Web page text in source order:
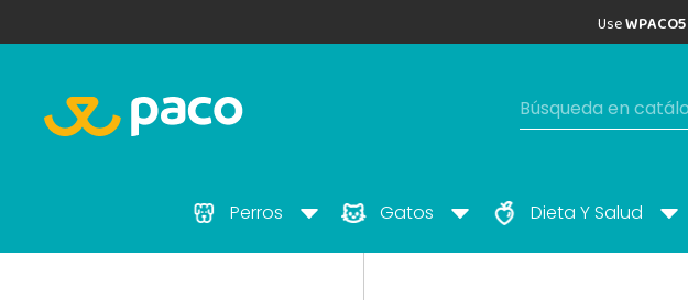
UseWPACO5
Perros Gatos Dieta Y Salud